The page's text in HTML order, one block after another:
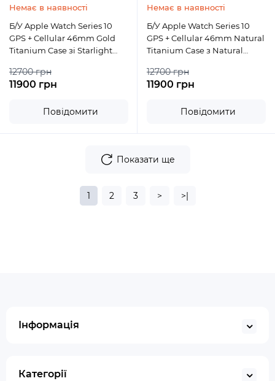
Немає в наявності
Б/У Apple Watch Series 10
GPS + Cellular 46mm Gold
Titanium Case зі Starlight
12700 грн
11900 грн
Повідомити
Немає в наявності
Б/У Apple Watch Series 10
GPS + Cellular 46mm Natural
Titanium Case з Natural
12700 грн
11900 грн
Повідомити
Показати ще
1 2 3 > >|
Інформація
Категорії